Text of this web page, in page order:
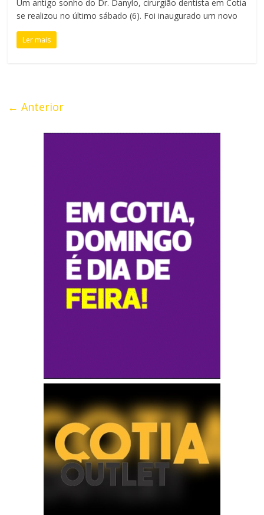
Um antigo sonho do Dr. Danylo, cirurgião dentista em Cotia
se realizou no último sábado (6). Foi inaugurado um novo
Ler mais
← Anterior